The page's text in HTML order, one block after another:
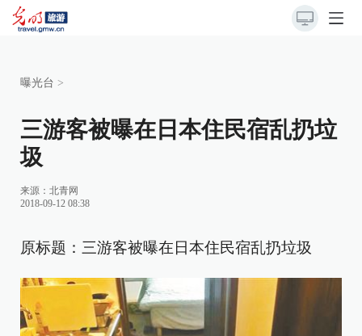
曝光台 >
三游客被曝在日本住民宿乱扔垃
圾
来源： 北青网
2018-09-12 08:38
原标题：三游客被曝在日本住民宿乱扔垃圾